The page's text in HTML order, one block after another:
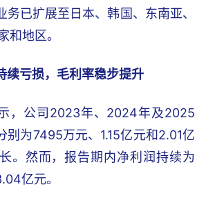
务已扩展至日本、韩国、东南亚、
和地区。
续亏损，毛利率稳步提升
，公司2023年、2024年及2025
别为7495万元、1.15亿元和2.01亿
。然而，报告期内净利润持续为
亿元。